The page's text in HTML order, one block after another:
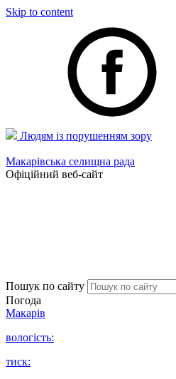
Skip to content
Людям із порушенням зору
Макарівська селищна рада
Офіційний веб-сайт
Пошук по сайту
Погода
Макарів
вологість:
тиск: